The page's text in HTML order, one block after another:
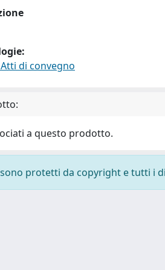
di convegno
a questo prodotto.
protetti da copyright e tutti i